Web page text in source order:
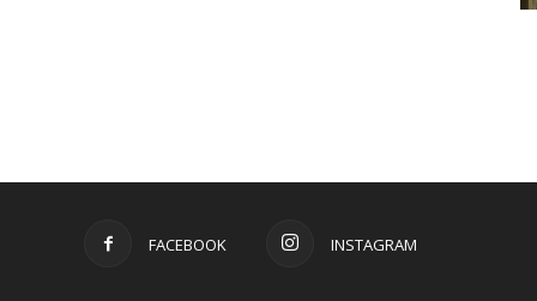
FACEBOOK INSTAGRAM